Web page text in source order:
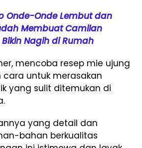
Onde-Onde Lembut dan
Membuat Camilan
Nagih di Rumah
mencoba resep mie ujung
untuk merasakan
yang sulit ditemukan di
yang detail dan
bahan berkualitas